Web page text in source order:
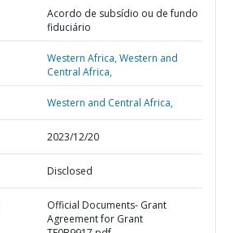
Acordo de subsídio ou de fundo
fiduciário
Western Africa,Western and
Central Africa,
Western and Central Africa,
2023/12/20
Disclosed
Official Documents- Grant
Agreement for Grant